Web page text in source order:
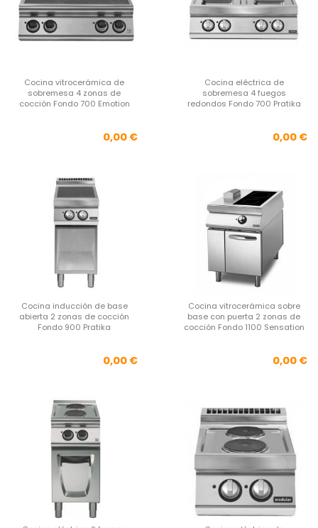
Cocina vitrocerámica de
sobremesa 4 zonas de
cocción Fondo 700 Emotion
Precio
0,00 €
Cocina eléctrica de
sobremesa 4 fuegos
redondos Fondo 700 Pratika
0,00 €
Cocina inducción de base
abierta 2 zonas de cocción
Fondo 900 Pratika
Precio
0,00 €
Cocina vitrocerámica sobre
base con puerta 2 zonas de
cocción Fondo 1100 Sensation
0,00 €